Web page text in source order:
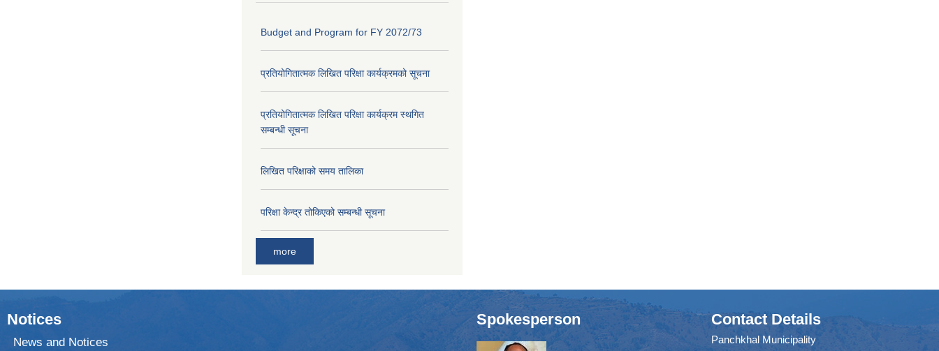
Budget and Program for FY 2072/73
प्रतियोगितात्मक लिखित परिक्षा कार्यक्रमको सूचना
प्रतियोगितात्मक लिखित परिक्षा कार्यक्रम स्थगित
सम्बन्धी सूचना
लिखित परिक्षाको समय तालिका
परिक्षा केन्द्र तोकिएको सम्बन्धी सूचना
more
Notices
News and Notices
Spokesperson Contact Details
Panchkhal Municipality